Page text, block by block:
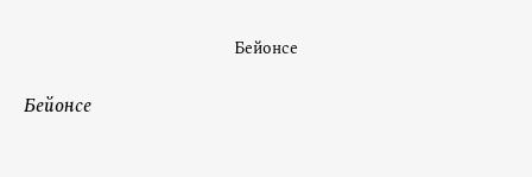
Бейонсе
Бейонсе